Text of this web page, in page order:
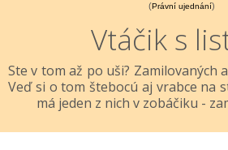
(Právní ujednání)
Vtáčik s
Ste v tom až po uši? Zamilovaných
Veď si o tom štebocú aj vrabce na
má jeden z nich v zobáčiku -